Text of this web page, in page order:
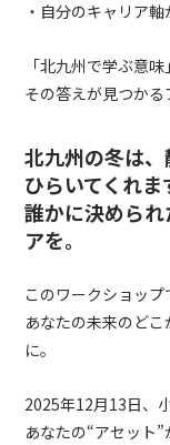
・自分のキャリア
「北九州で学ぶ意
その答えが見つかる
北九州の冬は
ひらいてくれま
誰かに決めら
アを。
このワークショップ
あなたの未来のど
に。
2025年12月13日、
あなたの“アセット”